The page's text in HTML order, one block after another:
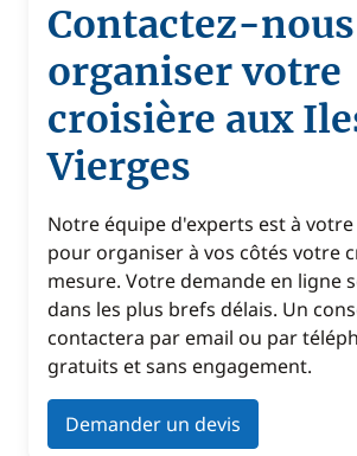
Contactez-
organiser votre
croisière aux
Vierges
Notre équipe d'experts est à
pour organiser à vos côtés votre
mesure. Votre demande en ligne
dans les plus brefs délais. Un
contactera par email ou par
gratuits et sans engagement.
Demander un devis